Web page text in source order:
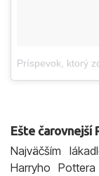
Príspevok, ktorý
Ešte čarovnejší
Najväčším
Harryho